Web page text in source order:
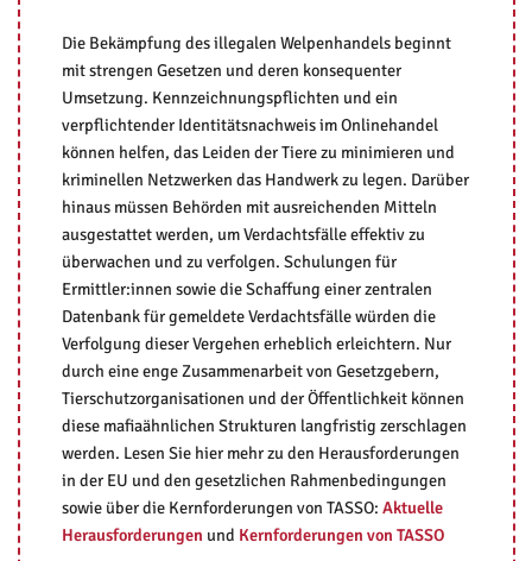
Die Bekämpfung des illegalen Welpenhandels beginnt
mit strengen Gesetzen und deren konsequenter
Umsetzung. Kennzeichnungspflichten und ein
verpflichtender Identitätsnachweis im Onlinehandel
können helfen, das Leiden der Tiere zu minimieren und
kriminellen Netzwerken das Handwerk zu legen. Darüber
hinaus müssen Behörden mit ausreichenden Mitteln
ausgestattet werden, um Verdachtsfälle effektiv zu
überwachen und zu verfolgen. Schulungen für
Ermittler:innen sowie die Schaffung einer zentralen
Datenbank für gemeldete Verdachtsfälle würden die
Verfolgung dieser Vergehen erheblich erleichtern. Nur
durch eine enge Zusammenarbeit von Gesetzgebern,
Tierschutzorganisationen und der Öffentlichkeit können
diese mafiaähnlichen Strukturen langfristig zerschlagen
werden. Lesen Sie hier mehr zu den Herausforderungen
in der EU und den gesetzlichen Rahmenbedingungen
sowie über die Kernforderungen von TASSO: Aktuelle
Herausforderungen und Kernforderungen von TASSO